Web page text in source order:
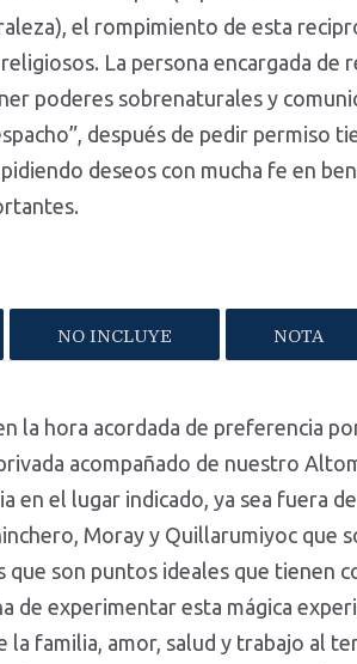
el rompimiento de esta
La persona encargada de
poderes sobrenaturales y
después de pedir permiso
deseos con mucha fe en
NO INCLUYE NOTA
la hora acordada de preferencia
acompañado de nuestro
en el lugar indicado, ya sea fuera
Moray y Quillarumiyoc que
que son puntos ideales que tienen
de experimentar esta mágica
la familia, amor, salud y trabajo al